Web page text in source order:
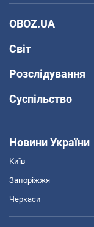
OBOZ.UA
Світ
Розслідування
Суспільство
Новини України
Київ
Запоріжжя
Черкаси